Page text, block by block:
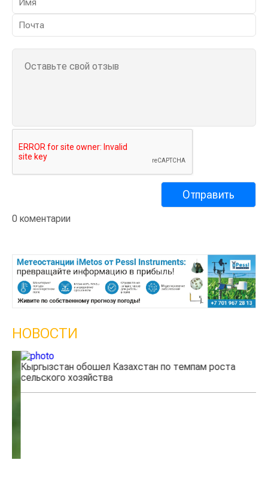
0 коментарии
НОВОСТИ
Кыргызстан обошел Казахстан по темпам роста
сельского хозяйства